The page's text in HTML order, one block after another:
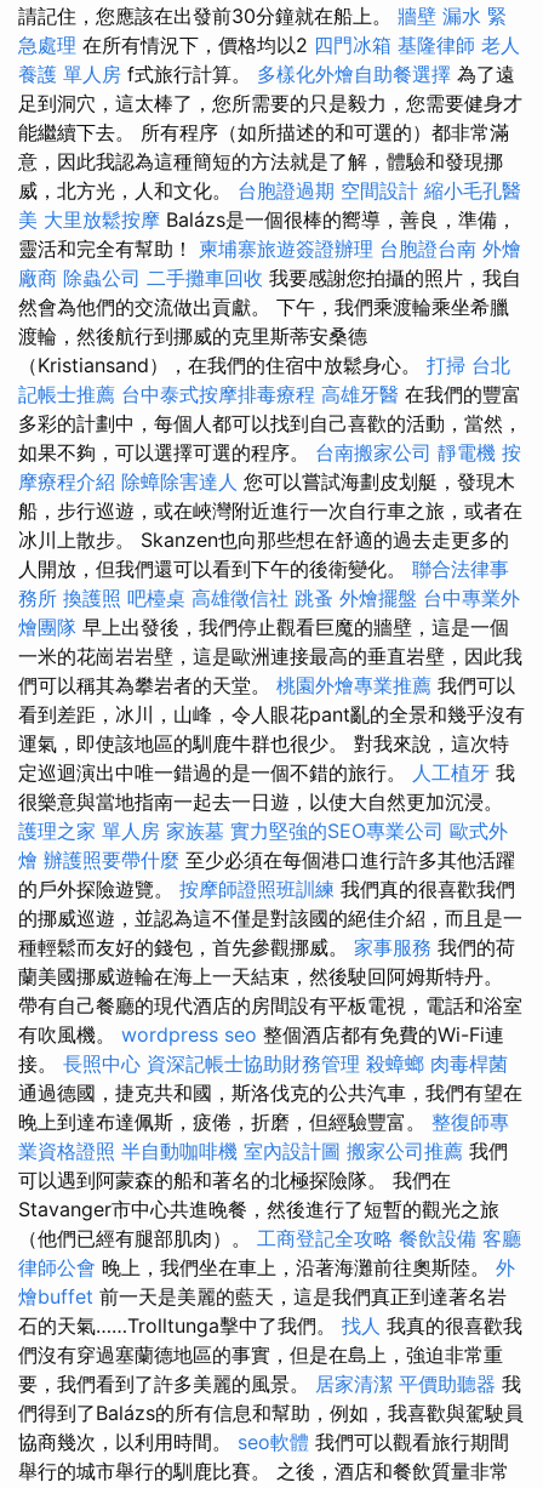
請記住，您應該在出發前30分鐘就在船上。 牆壁 漏水 緊
急處理 在所有情況下，價格均以2 四門冰箱 基隆律師 老人
養護 單人房 f式旅行計算。 多樣化外燴自助餐選擇 為了遠
足到洞穴，這太棒了，您所需要的只是毅力，您需要健身才
能繼續下去。 所有程序（如所描述的和可選的）都非常滿
意，因此我認為這種簡短的方法就是了解，體驗和發現挪
威，北方光，人和文化。 台胞證過期 空間設計 縮小毛孔醫
美 大里放鬆按摩 Balázs是一個很棒的嚮導，善良，準備，
靈活和完全有幫助！ 柬埔寨旅遊簽證辦理 台胞證台南 外燴
廠商 除蟲公司 二手攤車回收 我要感謝您拍攝的照片，我自
然會為他們的交流做出貢獻。 下午，我們乘渡輪乘坐希臘
渡輪，然後航行到挪威的克里斯蒂安桑德
（Kristiansand），在我們的住宿中放鬆身心。 打掃 台北
記帳士推薦 台中泰式按摩排毒療程 高雄牙醫 在我們的豐富
多彩的計劃中，每個人都可以找到自己喜歡的活動，當然，
如果不夠，可以選擇可選的程序。 台南搬家公司 靜電機 按
摩療程介紹 除蟑除害達人 您可以嘗試海劃皮划艇，發現木
船，步行巡遊，或在峽灣附近進行一次自行車之旅，或者在
冰川上散步。 Skanzen也向那些想在舒適的過去走更多的
人開放，但我們還可以看到下午的後衛變化。 聯合法律事
務所 換護照 吧檯桌 高雄徵信社 跳蚤 外燴擺盤 台中專業外
燴團隊 早上出發後，我們停止觀看巨魔的牆壁，這是一個
一米的花崗岩岩壁，這是歐洲連接最高的垂直岩壁，因此我
們可以稱其為攀岩者的天堂。 桃園外燴專業推薦 我們可以
看到差距，冰川，山峰，令人眼花pant亂的全景和幾乎沒有
運氣，即使該地區的馴鹿牛群也很少。 對我來說，這次特
定巡迴演出中唯一錯過的是一個不錯的旅行。 人工植牙 我
很樂意與當地指南一起去一日遊，以使大自然更加沉浸。
護理之家 單人房 家族墓 實力堅強的SEO專業公司 歐式外
燴 辦護照要帶什麼 至少必須在每個港口進行許多其他活躍
的戶外探險遊覽。 按摩師證照班訓練 我們真的很喜歡我們
的挪威巡遊，並認為這不僅是對該國的絕佳介紹，而且是一
種輕鬆而友好的錢包，首先參觀挪威。 家事服務 我們的荷
蘭美國挪威遊輪在海上一天結束，然後駛回阿姆斯特丹。
帶有自己餐廳的現代酒店的房間設有平板電視，電話和浴室
有吹風機。 wordpress seo 整個酒店都有免費的Wi-Fi連
接。 長照中心 資深記帳士協助財務管理 殺蟑螂 肉毒桿菌
通過德國，捷克共和國，斯洛伐克的公共汽車，我們有望在
晚上到達布達佩斯，疲倦，折磨，但經驗豐富。 整復師專
業資格證照 半自動咖啡機 室內設計圖 搬家公司推薦 我們
可以遇到阿蒙森的船和著名的北極探險隊。 我們在
Stavanger市中心共進晚餐，然後進行了短暫的觀光之旅
（他們已經有腿部肌肉）。 工商登記全攻略 餐飲設備 客廳
律師公會 晚上，我們坐在車上，沿著海灘前往奧斯陸。 外
燴buffet 前一天是美麗的藍天，這是我們真正到達著名岩
石的天氣……Trolltunga擊中了我們。 找人 我真的很喜歡我
們沒有穿過塞蘭德地區的事實，但是在島上，強迫非常重
要，我們看到了許多美麗的風景。 居家清潔 平價助聽器 我
們得到了Balázs的所有信息和幫助，例如，我喜歡與駕駛員
協商幾次，以利用時間。 seo軟體 我們可以觀看旅行期間
舉行的城市舉行的馴鹿比賽。 之後，酒店和餐飲質量非常